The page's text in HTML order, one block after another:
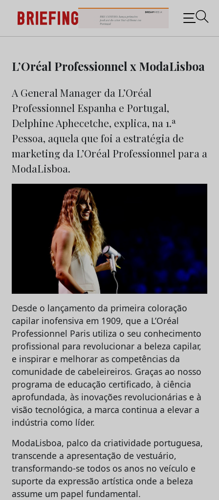
content
Briefing: Todas as notícias sobre os negócios do
Marketing e da Publicidade
L’Oréal Professionnel x ModaLisboa
A General Manager da L’Oréal
Professionnel Espanha e Portugal,
Delphine Aphecetche, explica, na 1.ª
Pessoa, aquela que foi a estratégia de
marketing da L’Oréal Professionnel para a
ModaLisboa.
Desde o lançamento da primeira coloração
capilar inofensiva em 1909, que a L’Oréal
Professionnel Paris utiliza o seu conhecimento
profissional para revolucionar a beleza capilar,
e inspirar e melhorar as competências da
comunidade de cabeleireiros. Graças ao nosso
programa de educação certificado, à ciência
aprofundada, às inovações revolucionárias e à
visão tecnológica, a marca continua a elevar a
indústria como líder.
ModaLisboa, palco da criatividade portuguesa,
transcende a apresentação de vestuário,
transformando-se todos os anos no veículo e
suporte da expressão artística onde a beleza
assume um papel fundamental.